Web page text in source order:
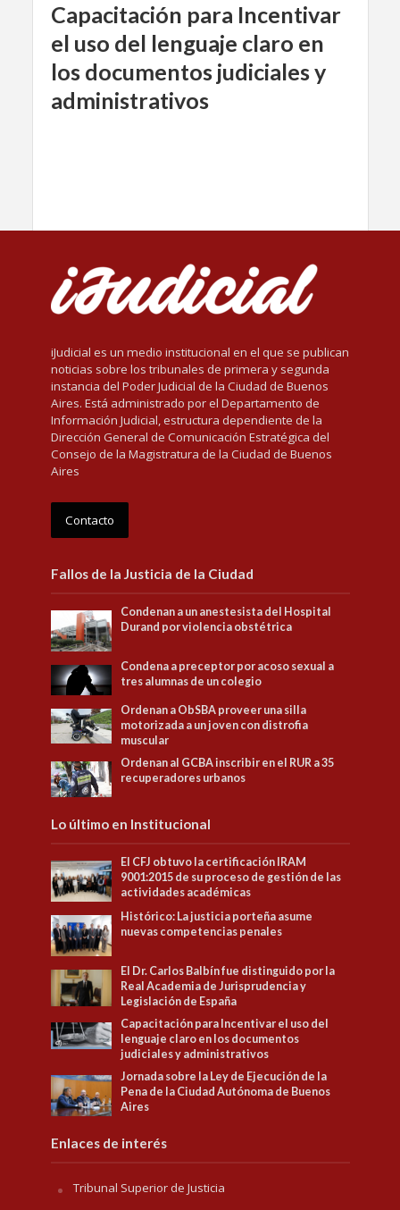
Capacitación para Incentivar
el uso del lenguaje claro en
los documentos judiciales y
administrativos
iJudicial es un medio institucional en el que se publican
noticias sobre los tribunales de primera y segunda
instancia del Poder Judicial de la Ciudad de Buenos
Aires. Está administrado por el Departamento de
Información Judicial, estructura dependiente de la
Dirección General de Comunicación Estratégica del
Consejo de la Magistratura de la Ciudad de Buenos
Aires
Contacto
Fallos de la Justicia de la Ciudad
Condenan a un anestesista del Hospital
Durand por violencia obstétrica
Condena a preceptor por acoso sexual a
tres alumnas de un colegio
Ordenan a ObSBA proveer una silla
motorizada a un joven con distrofia
muscular
Ordenan al GCBA inscribir en el RUR a 35
recuperadores urbanos
Lo último en Institucional
El CFJ obtuvo la certificación IRAM
9001:2015 de su proceso de gestión de las
actividades académicas
Histórico: La justicia porteña asume
nuevas competencias penales
El Dr. Carlos Balbín fue distinguido por la
Real Academia de Jurisprudencia y
Legislación de España
Capacitación para Incentivar el uso del
lenguaje claro en los documentos
judiciales y administrativos
Jornada sobre la Ley de Ejecución de la
Pena de la Ciudad Autónoma de Buenos
Aires
Enlaces de interés
Tribunal Superior de Justicia